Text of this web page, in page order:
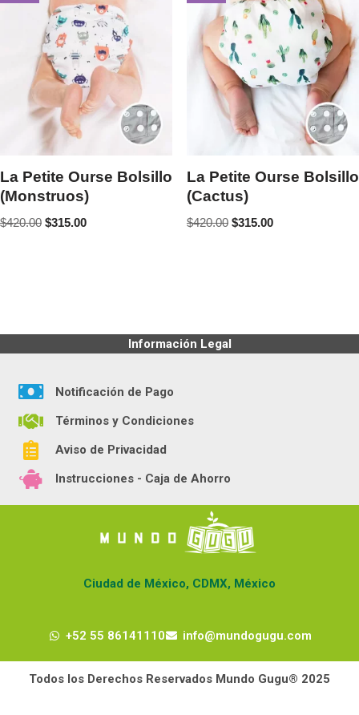
La Petite Ourse Bolsillo
(Monstruos)
$420.00 $315.00
La Petite Ourse Bolsillo
(Cactus)
$420.00 $315.00
Información Legal
Notificación de Pago
Términos y Condiciones
Aviso de Privacidad
Instrucciones - Caja de Ahorro
Ciudad de México, CDMX, México
+52 55 86141110 info@mundogugu.com
Todos los Derechos Reservados Mundo Gugu® 2025